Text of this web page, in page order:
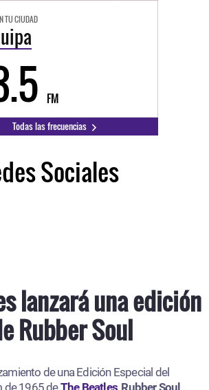
TU CIUDAD
FM
Todas las frecuencias
Sociales
lanzará una edición
Rubber Soul
de una Edición Especial del